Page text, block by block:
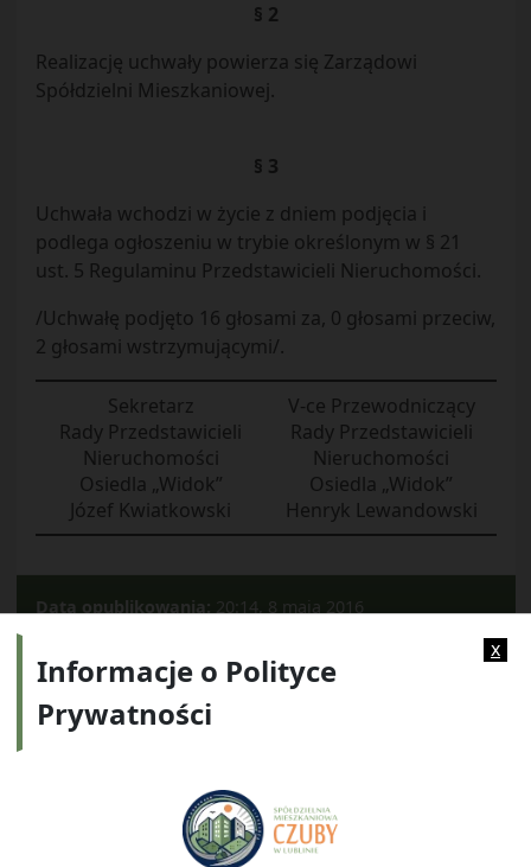
§ 2
Realizację uchwały powierza się Zarządowi
Spółdzielni Mieszkaniowej.
§ 3
Uchwała wchodzi w życie z dniem podjęcia i
podlega ogłoszeniu w trybie określonym w § 21
ust. 5 Regulaminu Przedstawicieli Nieruchomości.
/Uchwałę podjęto 16 głosami za, 0 głosami przeciw,
2 głosami wstrzymującymi/.
Sekretarz
Rady Przedstawicieli
Nieruchomości
Osiedla „Widok”
Józef Kwiatkowski
V-ce Przewodniczący
Rady Przedstawicieli
Nieruchomości
Osiedla „Widok”
Henryk Lewandowski
Data opublikowania: 20:14, 8 maja 2016
x
Informacje o Polityce
Prywatności